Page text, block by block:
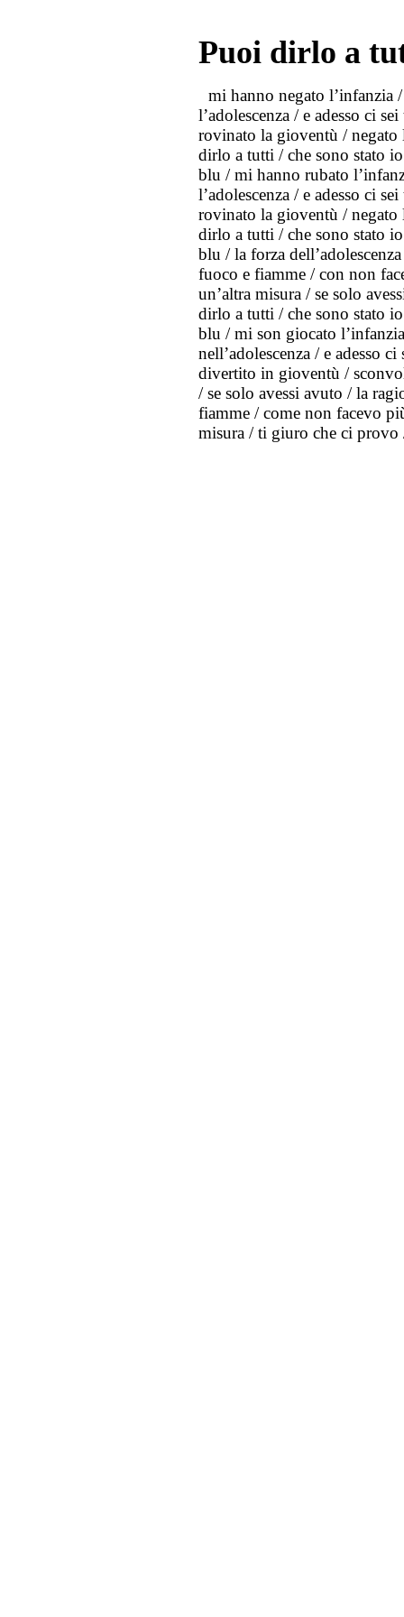
Puoi dirlo a
mi hanno negato l’infanzia
l’adolescenza / e adesso ci
rovinato la gioventù / negato
dirlo a tutti / che sono stato
blu / mi hanno rubato
l’adolescenza / e adesso ci
rovinato la gioventù / negato
dirlo a tutti / che sono stato
blu / la forza
fuoco e fiamme / con non
un’altra misura / se solo
dirlo a tutti / che sono stato
blu / mi son giocato
nell’adolescenza / e adesso
divertito in gioventù /
/ se solo avessi avuto / la
fiamme / come non facevo
misura / ti giuro che ci provo